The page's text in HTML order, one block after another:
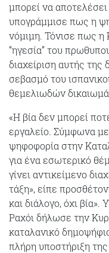
μπορεί να
υπογράμμισε πως η
νόμιμη. Τόνισε πως η
“ηγεσία” του
διαχείριση αυτής
σεβασμό του
θεμελιωδών
«Η βία δεν μπορεί
εργαλείο. Σύμφωνα
ψηφοφορία στην
για ένα εσωτερικό
γίνει αντικείμενο
τάξη», είπε
και διάλογο, όχι
Ραχόι δήλωσε την
καταλανικό
πλήρη υποστήριξη